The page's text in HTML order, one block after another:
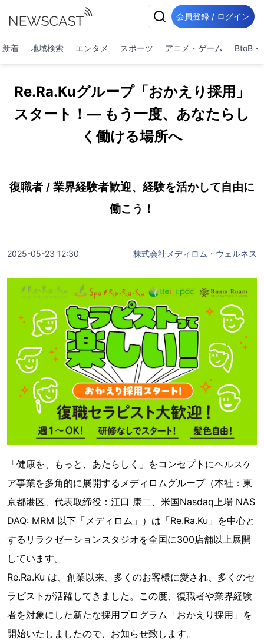
会員登録 / ログイン
新着 地域検索 エンタメ スポーツ アニメ・ゲーム BtoB・
Re.Ra.Kuグループ「おかえり採用」
スタート！— もう一度、あなたらし
く働ける場所へ
復職者 / 業界経験者歓迎、経験を活かして自由に
働こう！
2025-05-23 12:30 株式会社メディロム・ウェルネス
「健康を、もっと、あたらしく」をコンセプトにヘルスケ
ア事業を多角的に展開するメディロムグループ（本社：東
京都港区、代表取締役：江口 康二、米国Nasdaq上場 NAS
DAQ: MRM 以下「メディロム」）は「Re.Ra.Ku」を中心と
するリラクゼーションスタジオを全国に300店舗以上展開
しています。
Re.Ra.Ku は、創業以来、多くのお客様に愛され、多くのセ
ラピストが活躍してきました。この度、復職者や業界経験
者を対象にした新たな採用プログラム「おかえり採用」を
開始いたしましたので、お知らせ致します。